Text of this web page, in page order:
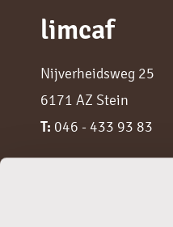
limcaf
Nijverheidsweg 25
6171 AZ Stein
T: 046 - 433 93 83